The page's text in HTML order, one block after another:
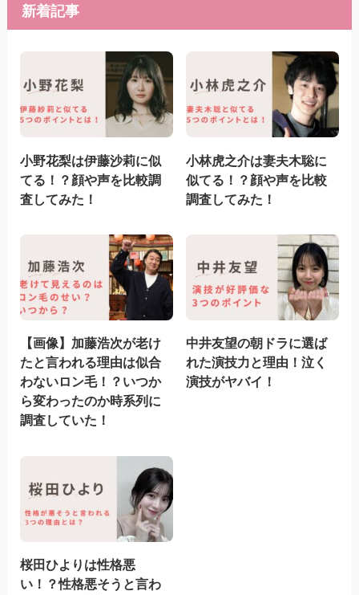
新着記事
小野花梨は伊藤沙莉に似
てる！？顔や声を比較調
査してみた！
小林虎之介は妻夫木聡に
似てる！？顔や声を比較
調査してみた！
【画像】加藤浩次が老け
たと言われる理由は似合
わないロン毛！？いつか
ら変わったのか時系列に
調査していた！
中井友望の朝ドラに選ば
れた演技力と理由！泣く
演技がヤバイ！
桜田ひよりは性格悪
い！？性格悪そうと言わ